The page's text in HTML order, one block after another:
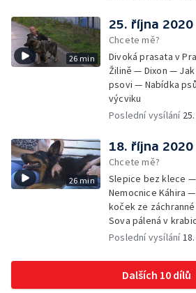
26 min
25. října 2020
Chcete mě?
Divoká prasata v
Žilině — Dixon —
psovi — Nabídka
výcviku
Poslední vysílání
26 min
18. října 2020
Chcete mě?
Slepice bez klece —
Nemocnice Káhira
koček ze
Sova pálená v
Poslední vysílání
Dalších 10 dílů